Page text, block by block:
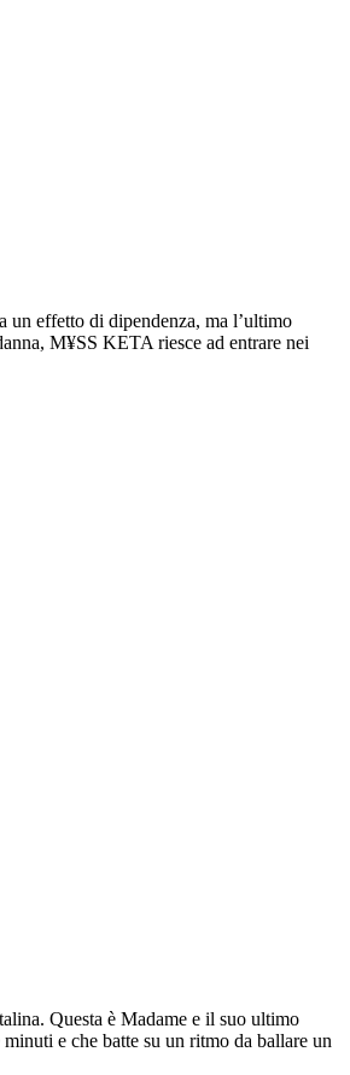
un effetto di dipendenza, ma l’ultimo
M¥SS KETA riesce ad entrare nei
Questa è Madame e il suo ultimo
e che batte su un ritmo da ballare un